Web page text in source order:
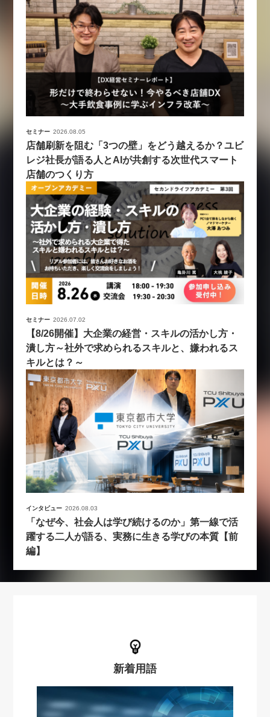
セミナー 2026.08.05
店舗刷新を阻む「3つの壁」をどう越えるか？ユビ
レジ社長が語る人とAIが共創する次世代スマート
店舗のつくり方
セミナー 2026.07.02
【8/26開催】大企業の経営・スキルの活かし方・
潰し方～社外で求められるスキルと、嫌われるス
キルとは？～
インタビュー 2026.08.03
「なぜ今、社会人は学び続けるのか」第一線で活
躍する二人が語る、実務に生きる学びの本質【前
編】
新着用語